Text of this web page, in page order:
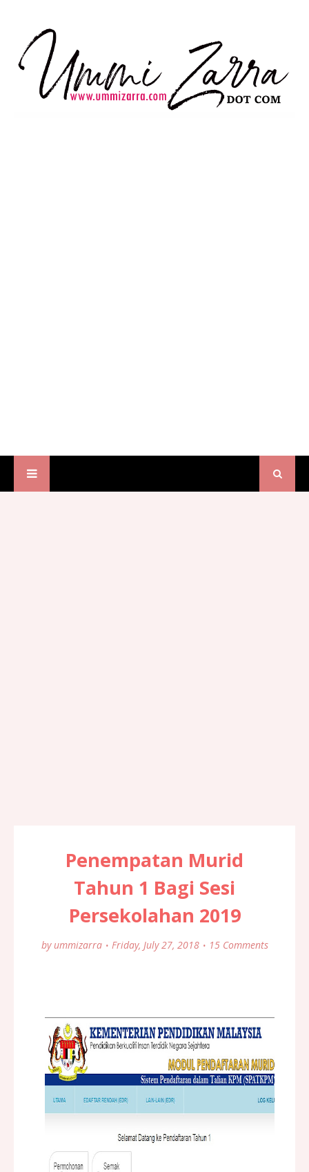
Penempatan Murid
Tahun 1 Bagi Sesi
Persekolahan 2019
by ummizarra Friday, July 27, 2018 15 Comments